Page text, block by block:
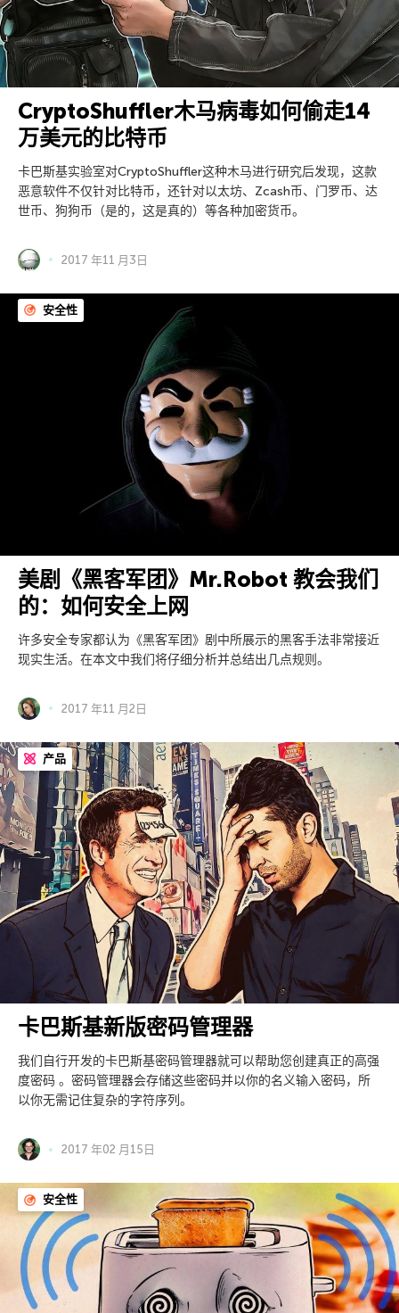
CryptoShuffler木马病毒如何偷走14
万美元的比特币
卡巴斯基实验室对CryptoShuffler这种木马进行研究后发现，这款
恶意软件不仅针对比特币，还针对以太坊、Zcash币、门罗币、达
世币、狗狗币（是的，这是真的）等各种加密货币。
2017 年11 月3日
安全性
美剧《黑客军团》Mr.Robot 教会我们
的：如何安全上网
许多安全专家都认为《黑客军团》剧中所展示的黑客手法非常接近
现实生活。在本文中我们将仔细分析并总结出几点规则。
2017 年11 月2日
产品
卡巴斯基新版密码管理器
我们自行开发的卡巴斯基密码管理器就可以帮助您创建真正的高强
度密码 。密码管理器会存储这些密码并以你的名义输入密码，所
以你无需记住复杂的字符序列。
2017 年02 月15日
安全性